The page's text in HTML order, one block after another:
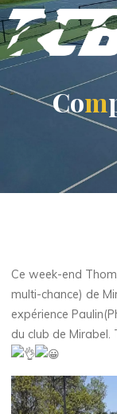
Aller
au
contenu
Com
Ce week-end
multi-chance) de
expérience
du club de Mirabel.